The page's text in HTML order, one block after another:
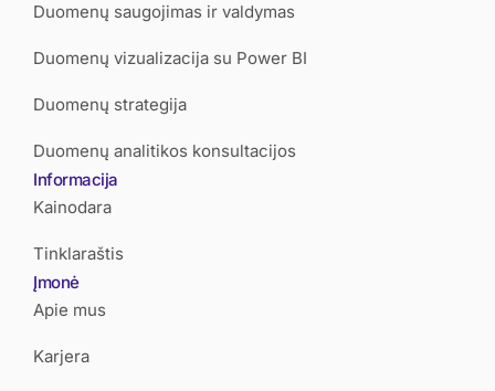
Duomenų saugojimas ir valdymas
Duomenų vizualizacija su Power BI
Duomenų strategija
Duomenų analitikos konsultacijos
Informacija
Kainodara
Tinklaraštis
Įmonė
Apie mus
Karjera